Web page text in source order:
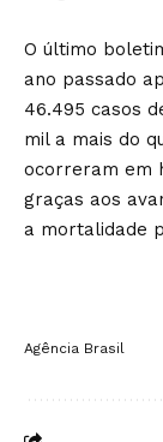
O último
ano passado
46.495 casos
mil a mais do
ocorreram em
graças aos
a mortalidade
Agência Brasil